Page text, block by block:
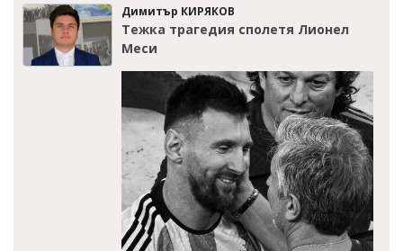
Димитър КИРЯКОВ
Тежка трагедия сполетя Лионел
Меси